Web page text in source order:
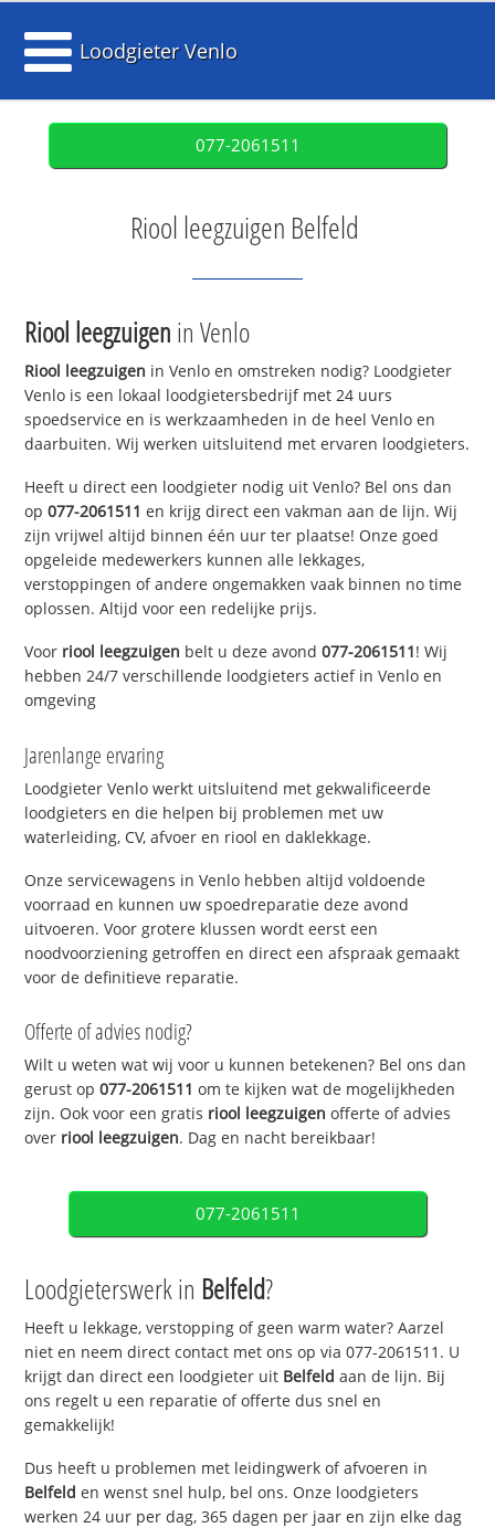
Loodgieter Venlo
077-2061511
Riool leegzuigen Belfeld
Riool leegzuigen in Venlo
Riool leegzuigen in Venlo en omstreken nodig? Loodgieter
Venlo is een lokaal loodgietersbedrijf met 24 uurs
spoedservice en is werkzaamheden in de heel Venlo en
daarbuiten. Wij werken uitsluitend met ervaren loodgieters.
Heeft u direct een loodgieter nodig uit Venlo? Bel ons dan
op077-2061511 en krijg direct een vakman aan de lijn. Wij
zijn vrijwel altijd binnen één uur ter plaatse! Onze goed
opgeleide medewerkers kunnen alle lekkages,
verstoppingen of andere ongemakken vaak binnen no time
oplossen. Altijd voor een redelijke prijs.
Voor riool leegzuigen belt u deze avond077-2061511! Wij
hebben 24/7 verschillende loodgieters actief in Venlo en
omgeving
Jarenlange ervaring
Loodgieter Venlo werkt uitsluitend met gekwalificeerde
loodgieters en die helpen bij problemen met uw
waterleiding, CV, afvoer en riool en daklekkage.
Onze servicewagens in Venlo hebben altijd voldoende
voorraad en kunnen uw spoedreparatie deze avond
uitvoeren. Voor grotere klussen wordt eerst een
noodvoorziening getroffen en direct een afspraak gemaakt
voor de definitieve reparatie.
Offerte of advies nodig?
Wilt u weten wat wij voor u kunnen betekenen? Bel ons dan
gerust op077-2061511 om te kijken wat de mogelijkheden
zijn. Ook voor een gratis riool leegzuigen offerte of advies
over riool leegzuigen. Dag en nacht bereikbaar!
077-2061511
Loodgieterswerk in Belfeld?
Heeft u lekkage, verstopping of geen warm water? Aarzel
niet en neem direct contact met ons op via 077-2061511. U
krijgt dan direct een loodgieter uit Belfeld aan de lijn. Bij
ons regelt u een reparatie of offerte dus snel en
gemakkelijk!
Dus heeft u problemen met leidingwerk of afvoeren in
Belfeld en wenst snel hulp, bel ons. Onze loodgieters
werken 24 uur per dag, 365 dagen per jaar en zijn elke dag